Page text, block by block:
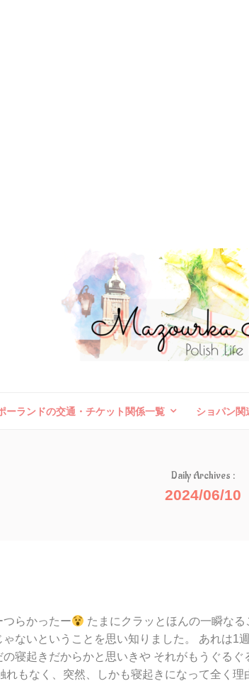
ーランドの交通・チケット関係一覧 ショパン関
Daily Archives :
2024/06/10
らかったー
たまにクラッとほんの一瞬な
ないということを思い知りました。 あれは1
寝起きだからかと思いきや それがもうぐるぐ
れもなく、突然、しかも寝起きになって全く